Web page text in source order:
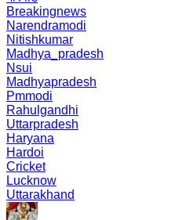
Breakingnews
Narendramodi
Nitishkumar
Madhya_pradesh
Nsui
Madhyapradesh
Pmmodi
Rahulgandhi
Uttarpradesh
Haryana
Hardoi
Cricket
Lucknow
Uttarakhand